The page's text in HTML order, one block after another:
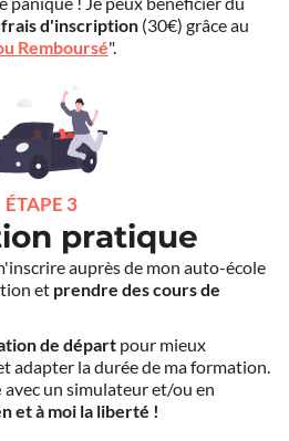
d'inscription (30€) grâce au
Remboursé".
ÉTAPE 3
pratique
auprès de mon auto-école
et prendre des cours de
de départ pour mieux
adapter la durée de ma formation.
avec un simulateur et/ou en
et à moi la liberté !